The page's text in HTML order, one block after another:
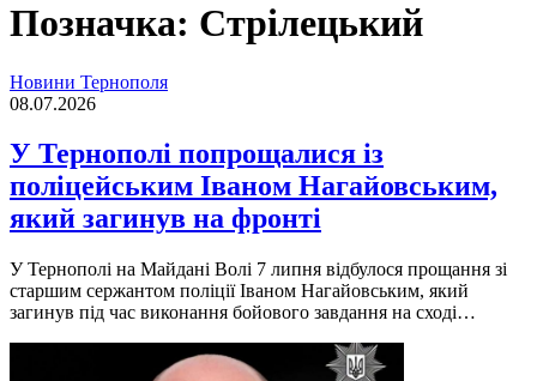
Позначка: Стрілецький
Новини Тернополя
08.07.2026
У Тернополі попрощалися із
поліцейським Іваном Нагайовським,
який загинув на фронті
У Тернополі на Майдані Волі 7 липня відбулося прощання зі
старшим сержантом поліції Іваном Нагайовським, який
загинув під час виконання бойового завдання на сході…